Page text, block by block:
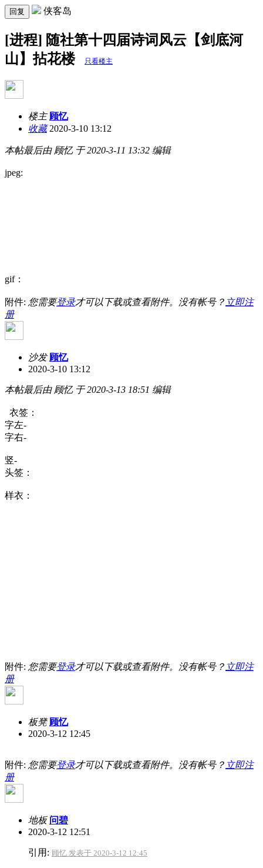
回复 侠客岛
[进程] 随社第十四届诗词风云【剑底河
山】拈花楼
只看楼主
楼主 顾忆
收藏2020-3-10 13:12
本帖最后由 顾忆 于 2020-3-11 13:32 编辑
jpeg:
gif：
附件: 您需要登录才可以下载或查看附件。没有帐号？ 立即注
册
沙发 顾忆
2020-3-10 13:12
本帖最后由 顾忆 于 2020-3-13 18:51 编辑
衣签：
字左-
字右-
竖-
头签：
样衣：
附件: 您需要登录才可以下载或查看附件。没有帐号？ 立即注
册
板凳 顾忆
2020-3-12 12:45
附件: 您需要登录才可以下载或查看附件。没有帐号？ 立即注
册
地板 问碧
2020-3-12 12:51
引用: 顾忆 发表于 2020-3-12 12:45